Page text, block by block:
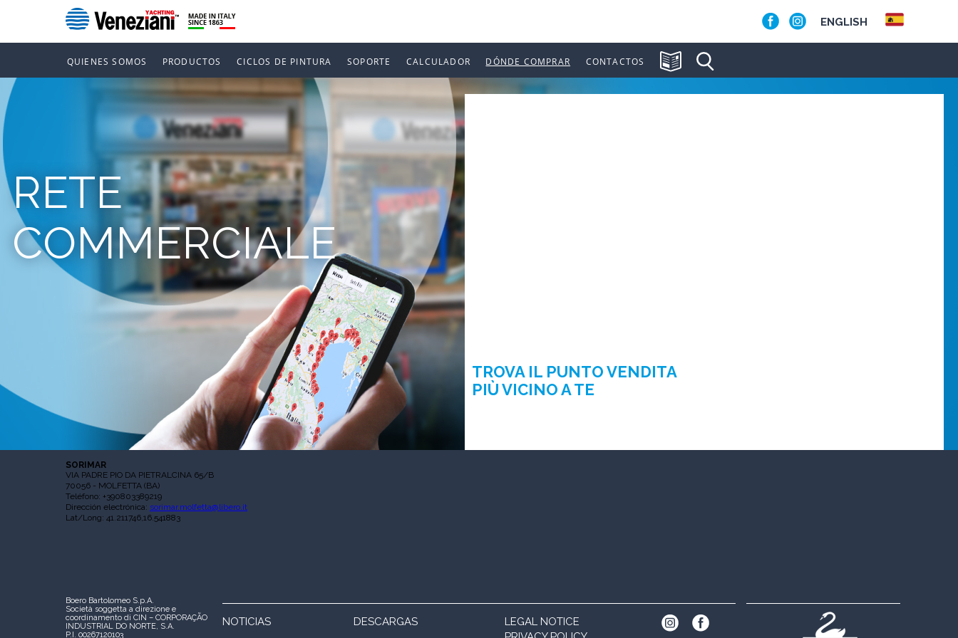
ENGLISH
QUIENES SOMOS PRODUCTOS CICLOS DE PINTURA SOPORTE CALCULADOR DÓNDE COMPRAR CONTACTOS
RETE
COMMERCIALE
TROVA IL PUNTO VENDITA
PIÙ VICINO A TE
SORIMAR
VIA PADRE PIO DA PIETRALCINA 65/B
70056 - MOLFETTA (BA)
Teléfono: +390803389219
Dirección electrónica: sorimar.molfetta@libero.it
Lat/Long: 41.211746,16.541883
Boero Bartolomeo S.p.A.
Società soggetta a direzione e
coordinamento di CIN – CORPORAÇÃO
INDUSTRIAL DO NORTE, S.A.
P.I. 00267120103
NOTICIAS DESCARGAS
LEGAL NOTICE